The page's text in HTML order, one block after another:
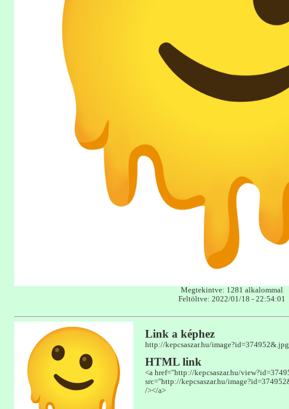
Megtekintve: 1281 alkalommal
Feltöltve: 2022/01/18 - 22:54:01
Link a képhez
http://kepcsaszar.hu/image?id=374952&.jpg
HTML link
<a href="http://kepcsaszar.hu/
src="http://kepcsaszar.hu/
/></a>